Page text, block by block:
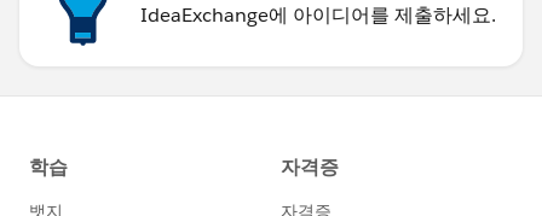
IdeaExchange에 아이디어를 제출하세요.